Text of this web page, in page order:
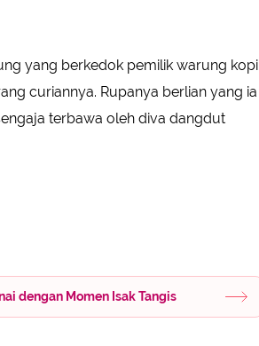
yang berkedok pemilik warung kopi
curiannya. Rupanya berlian yang ia
terbawa oleh diva dangdut
dengan Momen Isak Tangis